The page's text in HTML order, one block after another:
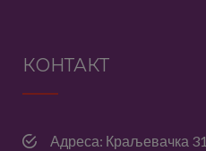
КОНТАКТ
Адреса: Краљевачка